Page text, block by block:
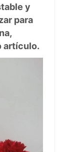
y
para
artículo.